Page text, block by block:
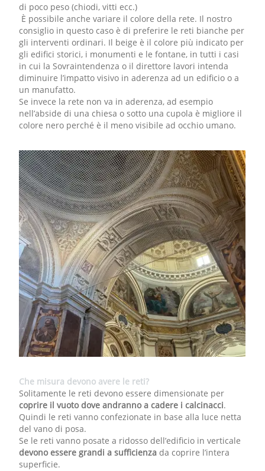
di poco peso (chiodi, vitti ecc.)
È possibile anche variare il colore della rete. Il nostro
consiglio in questo caso è di preferire le reti bianche per
gli interventi ordinari. Il beige è il colore più indicato per
gli edifici storici, i monumenti e le fontane, in tutti i casi
in cui la Sovraintendenza o il direttore lavori intenda
diminuire l’impatto visivo in aderenza ad un edificio o a
un manufatto.
Se invece la rete non va in aderenza, ad esempio
nell’abside di una chiesa o sotto una cupola è migliore il
colore nero perché è il meno visibile ad occhio umano.
Che misura devono avere le reti?
Solitamente le reti devono essere dimensionate per
coprire il vuoto dove andranno a cadere i calcinacci.
Quindi le reti vanno confezionate in base alla luce netta
del vano di posa.
Se le reti vanno posate a ridosso dell’edificio in verticale
devono essere grandi a sufficienza da coprire l’intera
superficie.